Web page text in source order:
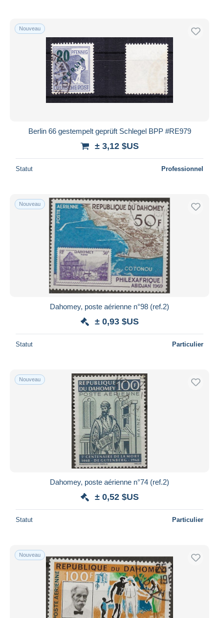
Nouveau
Berlin 66 gestempelt geprüft Schlegel BPP #RE979
± 3,12 $US
Statut Professionnel
Nouveau
Dahomey, poste aérienne n°98 (ref.2)
± 0,93 $US
Statut Particulier
Nouveau
Dahomey, poste aérienne n°74 (ref.2)
± 0,52 $US
Statut Particulier
Nouveau